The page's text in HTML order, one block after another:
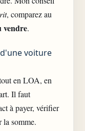
, comparez au
vendre.
voiture
en LOA, en
Il faut
à payer, vérifier
la somme.